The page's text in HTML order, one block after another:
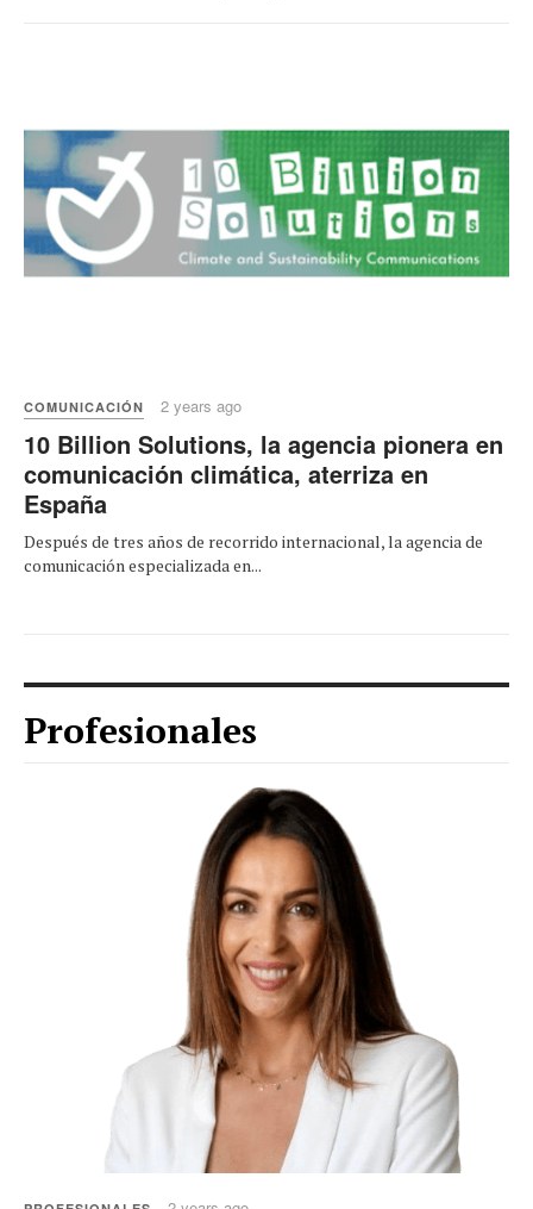
COMUNICACIÓN 2 years ago
10 Billion Solutions, la agencia pionera en
comunicación climática, aterriza en
España
Después de tres años de recorrido internacional, la agencia de
comunicación especializada en...
Profesionales